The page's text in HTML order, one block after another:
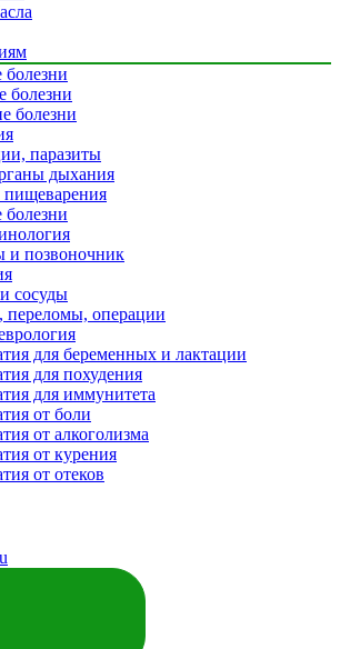
болезни
болезни
болезни
паразиты
дыхания
и позвоночник
сосуды
переломы, операции
для беременных и лактации
для похудения
для иммунитета
от боли
от алкоголизма
от курения
от отеков